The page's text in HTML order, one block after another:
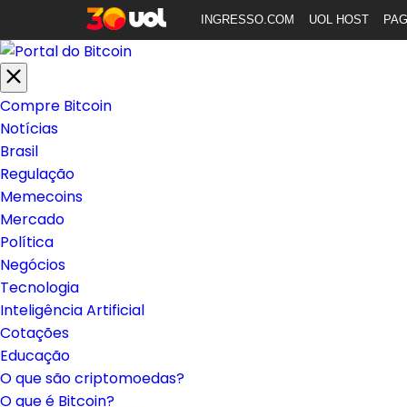
INGRESSO.COM UOL HOST
Compre Bitcoin
Notícias
Brasil
Regulação
Memecoins
Mercado
Política
Negócios
Tecnologia
Inteligência Artificial
Cotações
Educação
O que são criptomoedas?
O que é Bitcoin?